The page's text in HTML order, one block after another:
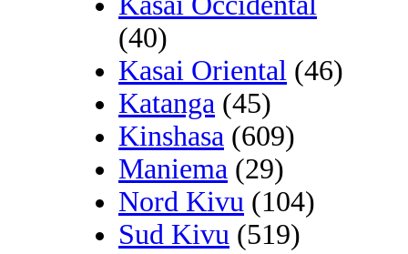
(40)
Kasai Oriental (46)
Katanga (45)
Kinshasa (609)
Maniema (29)
Nord Kivu (104)
Sud Kivu (519)